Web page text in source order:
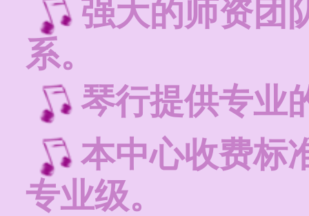
强大的师资团
系。
琴行提供专业
本中心收费标
专业级。